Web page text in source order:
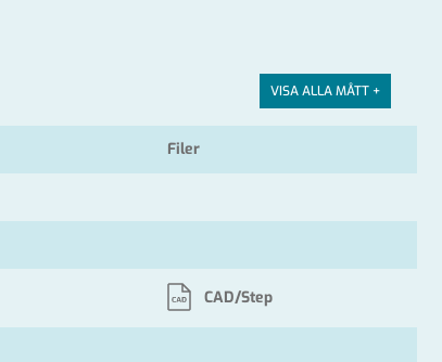
VISA ALLA MÅTT +
Filer
CAD/Step